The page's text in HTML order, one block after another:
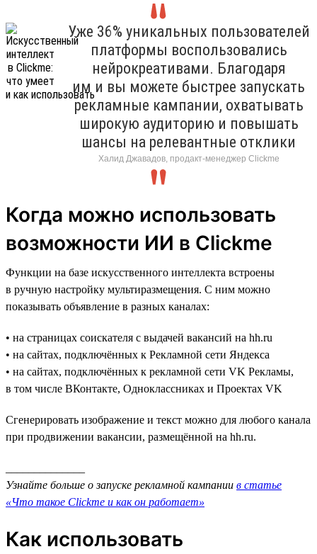
Уже 36% уникальных пользователей
платформы воспользовались
нейрокреативами. Благодаря
им и вы можете быстрее запускать
рекламные кампании, охватывать
широкую аудиторию и повышать
шансы на релевантные отклики
Халид Джавадов, продакт-менеджер Clickme
Когда можно использовать
возможности ИИ в Clickme
Функции на базе искусственного интеллекта встроены
в ручную настройку мультиразмещения. С ним можно
показывать объявление в разных каналах:
• на страницах соискателя с выдачей вакансий на hh.ru
• на сайтах, подключённых к Рекламной сети Яндекса
• на сайтах, подключённых к рекламной сети VK Рекламы,
в том числе ВКонтакте, Одноклассниках и Проектах VK
Сгенерировать изображение и текст можно для любого канала
при продвижении вакансии, размещённой на hh.ru.
Узнайте больше о запуске рекламной кампании в статье
«Что такое Clickme и как он работает»
Как использовать